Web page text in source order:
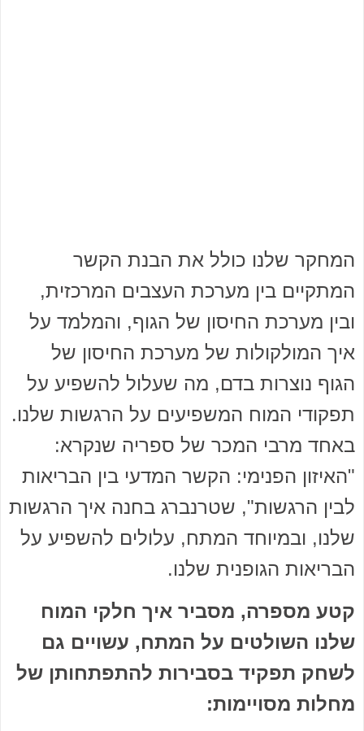
המחקר שלנו כולל את הבנת הקשר
המתקיים בין מערכת העצבים המרכזית,
ובין מערכת החיסון של הגוף, והמלמד על
איך המולקולות של מערכת החיסון של
הגוף נוצרות בדם, מה שעלול להשפיע על
תפקודי המוח המשפיעים על הרגשות שלנו.
באחד מרבי המכר של ספריה שנקרא:
"האיזון הפנימי: הקשר המדעי בין הבריאות
לבין הרגשות", שטרנברג בחנה איך הרגשות
שלנו, ובמיוחד המתח, עלולים להשפיע על
הבריאות הגופנית שלנו.
קטע מספרה, מסביר איך חלקי המוח
שלנו השולטים על המתח, עשויים גם
לשחק תפקיד בסבירות להתפתחותן של
מחלות מסויימות: